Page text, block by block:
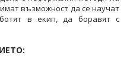
възможност да се научат
в екип, да боравят с